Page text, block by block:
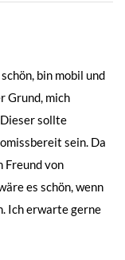
bin mobil und
Grund, mich
sollte
sein. Da
Freund von
es schön, wenn
Ich erwarte gerne